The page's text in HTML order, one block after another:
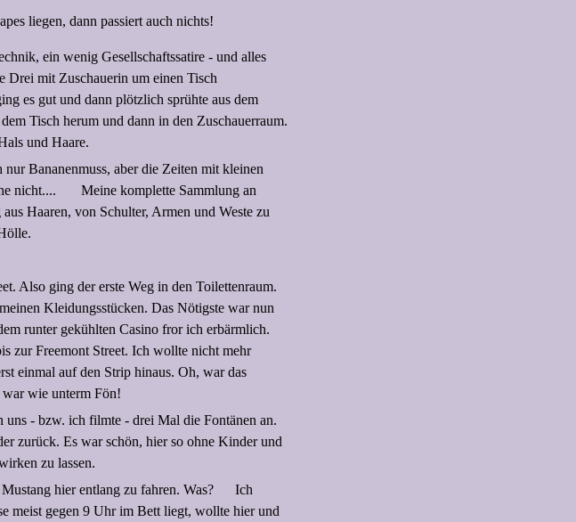
liegen, dann passiert auch nichts!
ein wenig Gesellschaftssatire - und alles
Drei mit Zuschauerin um einen Tisch
es gut und dann plötzlich sprühte aus dem
Tisch herum und dann in den Zuschauerraum.
und Haare.
Bananenmuss, aber die Zeiten mit kleinen
nicht....
Meine komplette Sammlung an
Haaren, von Schulter, Armen und Weste zu
Also ging der erste Weg in den Toilettenraum.
Kleidungsstücken. Das Nötigste war nun
runter gekühlten Casino fror ich erbärmlich.
zur Freemont Street. Ich wollte nicht mehr
einmal auf den Strip hinaus. Oh, war das
wie unterm Fön!
uns - bzw. ich filmte - drei Mal die Fontänen an.
zurück. Es war schön, hier so ohne Kinder und
zu lassen.
hier entlang zu fahren. Was?
Ich
meist gegen 9 Uhr im Bett liegt, wollte hier und